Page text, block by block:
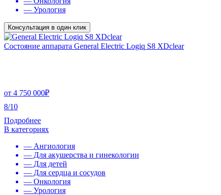
— Урология
Консультация в один клик
Состояние аппарата General Electric Logiq S8 XDclear
от 4 750 000₽
8/10
Подробнее
В категориях
— Ангиология
— Для акушерства и гинекологии
— Для детей
— Для сердца и сосудов
— Онкология
— Урология